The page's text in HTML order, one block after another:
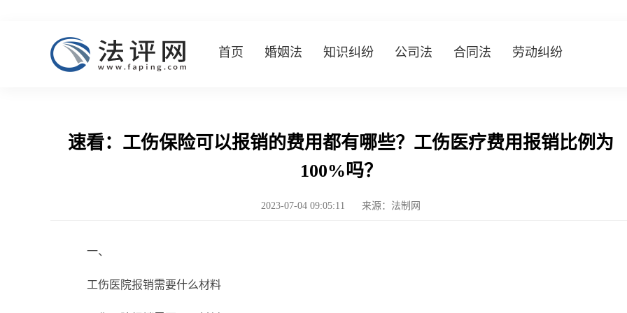
首页 婚姻法 知识纠纷 公司法 合同法 劳动纠纷
速看：工伤保险可以报销的费用都有哪些？工伤医疗费用报销比例为
100%吗？
2023-07-04 09:05:11 来源：法制网
一、
工伤医院报销需要什么材料